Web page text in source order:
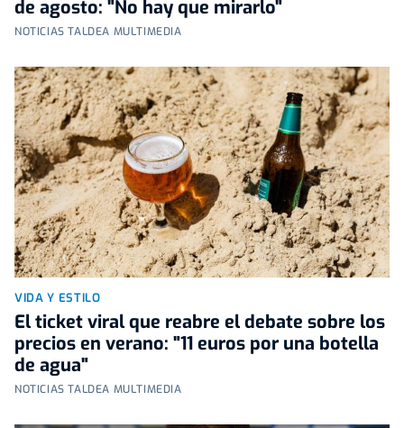
de agosto: "No hay que mirarlo"
NOTICIAS TALDEA MULTIMEDIA
VIDA Y ESTILO
El ticket viral que reabre el debate sobre los
precios en verano: "11 euros por una botella
de agua"
NOTICIAS TALDEA MULTIMEDIA